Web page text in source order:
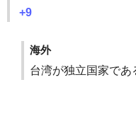
+9
海外
台湾が独立国家であ